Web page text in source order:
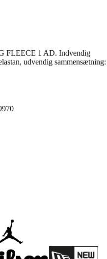
FLEECE 1 AD. Indvendig
udvendig sammensætning: